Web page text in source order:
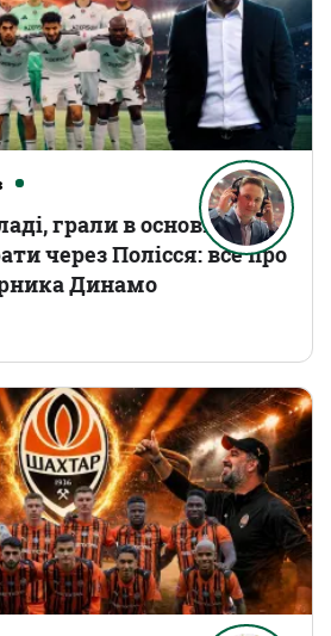
грали в основному
через Полісся: все про
Динамо